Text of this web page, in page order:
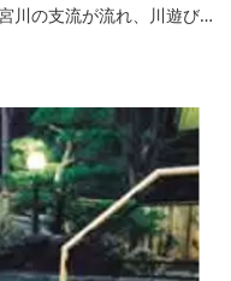
ミリーやグループでもア
したフレンチフルコース